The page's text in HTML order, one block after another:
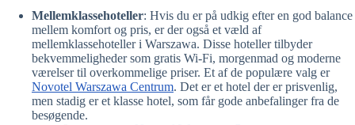
Mellemklassehoteller: Hvis du er på udkig efter en god balance
mellem komfort og pris, er der også et væld af
mellemklassehoteller i Warszawa. Disse hoteller tilbyder
bekvemmeligheder som gratis Wi-Fi, morgenmad og moderne
værelser til overkommelige priser. Et af de populære valg er
Novotel Warszawa Centrum. Det er et hotel der er prisvenlig,
men stadig er et klasse hotel, som får gode anbefalinger fra de
besøgende.